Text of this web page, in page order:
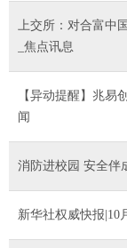
上交所：对合富中
_焦点讯息
【异动提醒】兆易
闻
消防进校园 安全伴
新华社权威快报|10